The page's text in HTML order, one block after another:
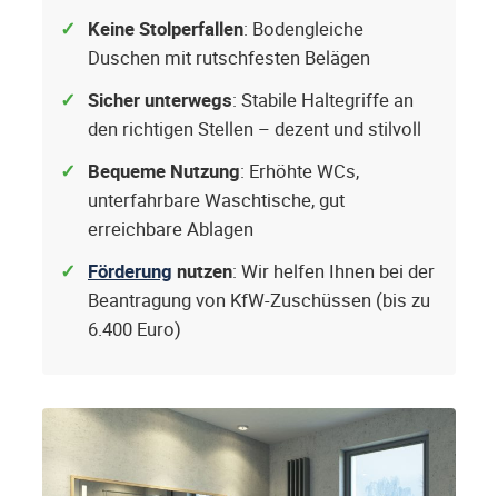
Keine Stolperfallen: Bodengleiche
Duschen mit rutschfesten Belägen
Sicher unterwegs: Stabile Haltegriffe an
den richtigen Stellen – dezent und stilvoll
Bequeme Nutzung: Erhöhte WCs,
unterfahrbare Waschtische, gut
erreichbare Ablagen
Förderung nutzen: Wir helfen Ihnen bei der
Beantragung von KfW-Zuschüssen (bis zu
6.400 Euro)